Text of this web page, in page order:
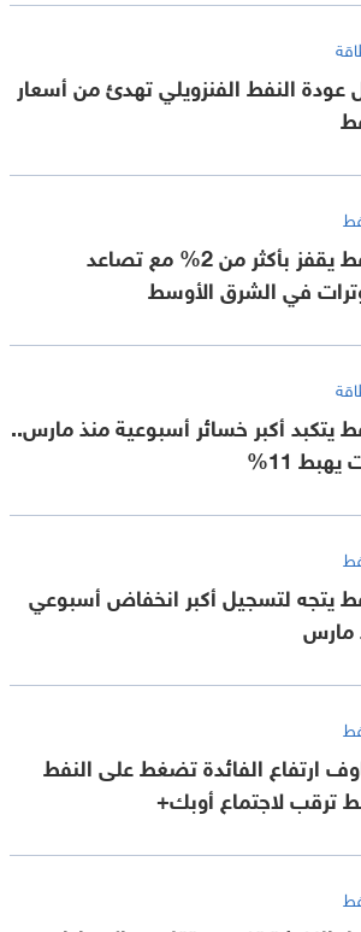
عودة النفط الفنزويلي تهدئ من أسعار
النفط يقفز بأكثر من 2% مع تصاعد
في الشرق الأوسط
يتكبد أكبر خسائر أسبوعية منذ مارس..
11%
يتجه لتسجيل أكبر انخفاض أسبوعي
مارس
ارتفاع الفائدة تضغط على النفط
ترقب لاجتماع أوبك+